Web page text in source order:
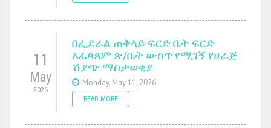
11
May
2026
በፌደራል ጠቅላይ ፍርድ ቤት ፍርድ
አፈጻጸም ጽ/ቤት ውስጥ የሚገኝ የሀራጅ
ሽያጭ ማስታወቂያ
Monday, May 11, 2026
READ MORE